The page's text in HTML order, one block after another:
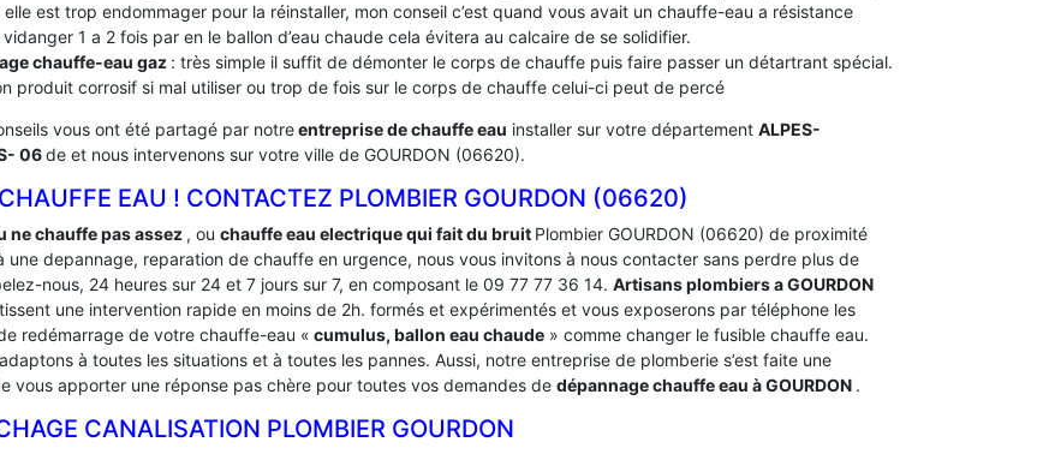
elle est trop endommager pour la réinstaller, mon conseil c’est quand vous avait un chauffe-eau a résistance
1 a 2 fois par en le ballon d’eau chaude cela évitera au calcaire de se solidifier.
chauffe-eau gaz : très simple il suffit de démonter le corps de chauffe puis faire passer un détartrant spécial.
produit corrosif si mal utiliser ou trop de fois sur le corps de chauffe celui-ci peut de percé
vous ont été partagé par notreentreprise de chauffe eau installer sur votre département ALPES-
06de et nous intervenons sur votre ville de GOURDON (06620).
EAU ! CONTACTEZ PLOMBIER GOURDON (06620)
ne chauffe pas assez , ou chauffe eau electrique qui fait du bruit Plombier GOURDON (06620) de proximité
une depannage, reparation de chauffe en urgence, nous vous invitons à nous contacter sans perdre plus de
nous, 24 heures sur 24 et 7 jours sur 7, en composant le 09 77 77 36 14. Artisans plombiers a GOURDON
une intervention rapide en moins de 2h. formés et expérimentés et vous exposerons par téléphone les
redémarrage de votre chauffe-eau « cumulus, ballon eau chaude » comme changer le fusible chauffe eau.
à toutes les situations et à toutes les pannes. Aussi, notre entreprise de plomberie s’est faite une
vous apporter une réponse pas chère pour toutes vos demandes de dépannage chauffe eau à GOURDON .
CANALISATION PLOMBIER GOURDON